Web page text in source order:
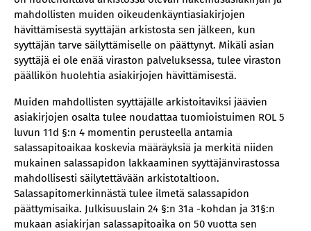
mahdollisten muiden oikeudenkäyntiasiakirjojen
hävittämisestä syyttäjän arkistosta sen jälkeen, kun
syyttäjän tarve säilyttämiselle on päättynyt. Mikäli asian
syyttäjä ei ole enää viraston palveluksessa, tulee viraston
päällikön huolehtia asiakirjojen hävittämisestä.
Muiden mahdollisten syyttäjälle arkistoitaviksi jäävien
asiakirjojen osalta tulee noudattaa tuomioistuimen ROL 5
luvun 11d §:n 4 momentin perusteella antamia
salassapitoaikaa koskevia määräyksiä ja merkitä niiden
mukainen salassapidon lakkaaminen syyttäjänvirastossa
mahdollisesti säilytettävään arkistotaltioon.
Salassapitomerkinnästä tulee ilmetä salassapidon
päättymisaika. Julkisuuslain 24 §:n 31a -kohdan ja 31§:n
mukaan asiakirjan salassapitoaika on 50 vuotta sen